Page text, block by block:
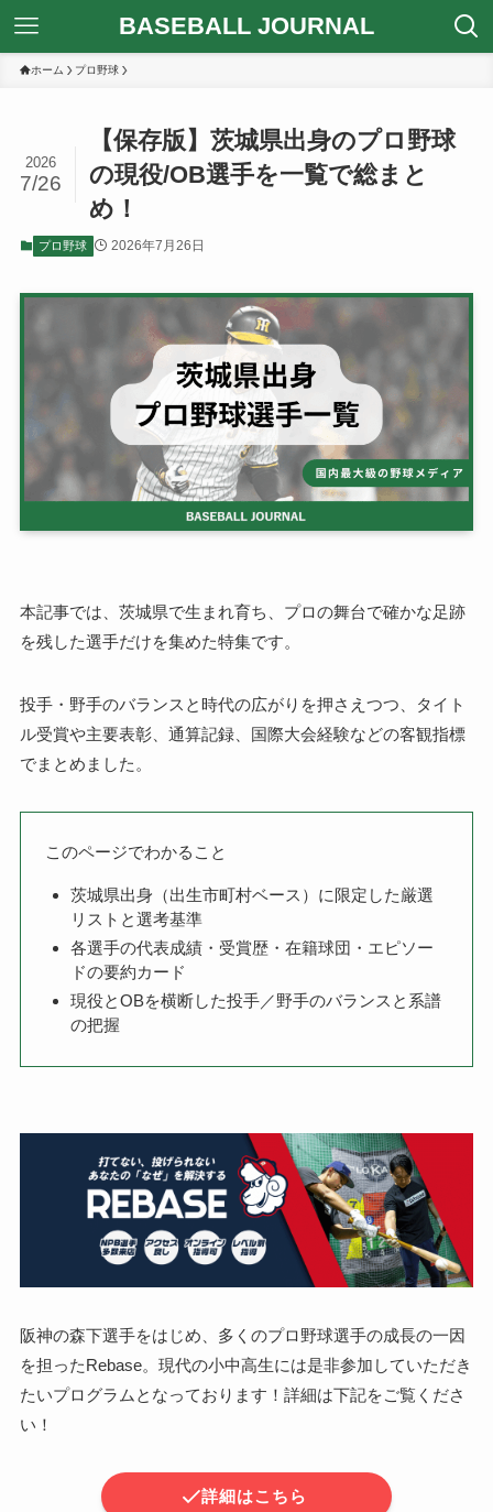
BASEBALL JOURNAL
ホーム プロ野球
【保存版】茨城県出身のプロ野球
の現役/OB選手を一覧で総まと
め！
2026
7/26
プロ野球 2026年7月26日
本記事では、茨城県で生まれ育ち、プロの舞台で確かな足跡
を残した選手だけを集めた特集です。
投手・野手のバランスと時代の広がりを押さえつつ、タイト
ル受賞や主要表彰、通算記録、国際大会経験などの客観指標
でまとめました。
このページでわかること
茨城県出身（出生市町村ベース）に限定した厳選
リストと選考基準
各選手の代表成績・受賞歴・在籍球団・エピソー
ドの要約カード
現役とOBを横断した投手／野手のバランスと系譜
の把握
阪神の森下選手をはじめ、多くのプロ野球選手の成長の一因
を担ったRebase。現代の小中高生には是非参加していただき
たいプログラムとなっております！詳細は下記をご覧くださ
い！
詳細はこちら